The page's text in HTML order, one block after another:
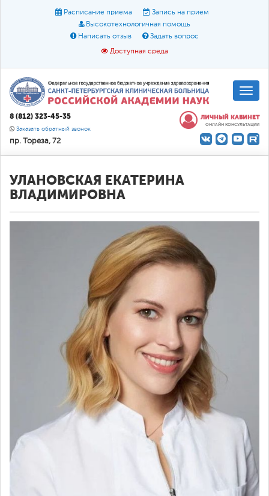
Расписание приема
Запись на прием
Высокотехнологичная помощь
Написать отзыв
Задать вопрос
Доступная среда
Размер шрифта: A A A
Цвет:
О доступной среде
8 (812) 323-45-35
Заказать обратный звонок
пр. Тореза, 72
ЛИЧНЫЙ КАБИНЕТ
ОНЛАЙН КОНСУЛЬТАЦИИ
УЛАНОВСКАЯ ЕКАТЕРИНА
ВЛАДИМИРОВНА